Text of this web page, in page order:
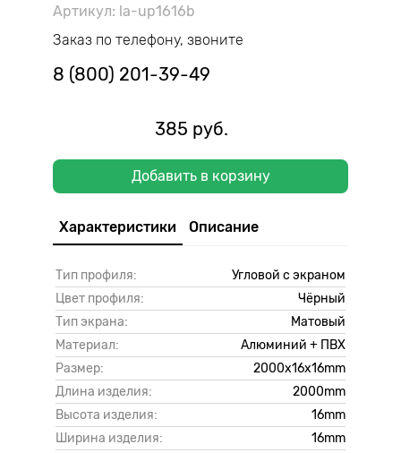
Артикул: la-up1616b
385 руб.
Добавить в корзину
Заказ по телефону, звоните
8 (800) 201-39-49
Характеристики Описание
Тип профиля:
Угловой с экраном
Цвет профиля:
Чёрный
Тип экрана:
Матовый
Материал:
Алюминий + ПВХ
Размер:
2000х16x16mm
Длина изделия:
2000mm
Высота изделия:
16mm
Ширина изделия:
16mm